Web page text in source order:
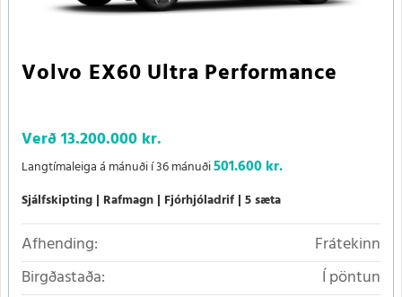
Volvo EX60 Ultra Performance
Verð13.200.000 kr.
Langtímaleiga á mánuði í 36 mánuði501.600 kr.
Sjálfskipting Rafmagn Fjórhjóladrif 5 sæta
Afhending:
Frátekinn
Birgðastaða:
Í pöntun